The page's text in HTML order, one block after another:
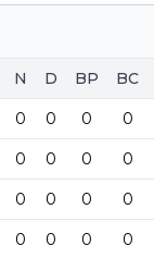
N D BP BC
0 0 0 0
0 0 0 0
0 0 0 0
0 0 0 0